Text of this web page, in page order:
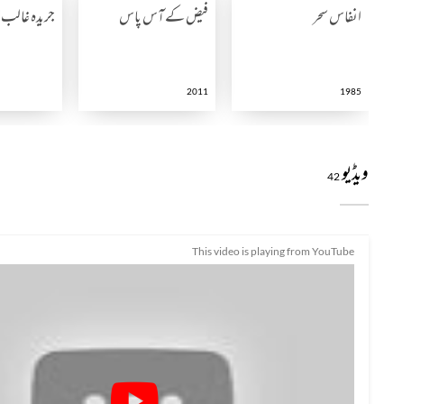
انفاس سحر
1985
فیض کے آس پاس
2011
جریدہ
ویڈیو42
This video is playing from YouTube